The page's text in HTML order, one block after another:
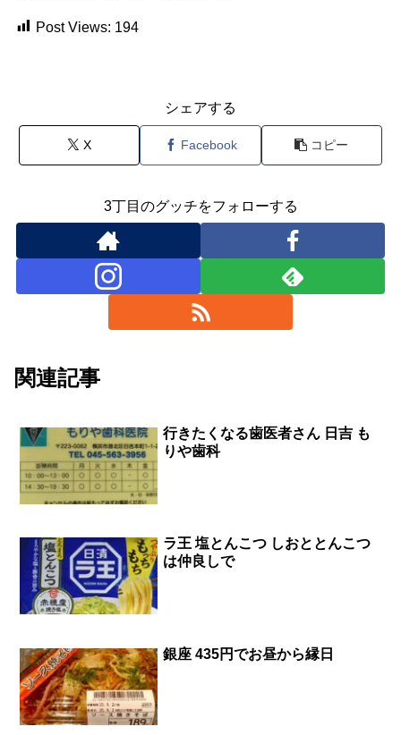
Post Views: 194
シェアする
X Facebook コピー
3丁目のグッチをフォローする
関連記事
行きたくなる歯医者さん 日吉 も
りや歯科
ラ王 塩とんこつ しおととんこつ
は仲良しで
銀座 435円でお昼から縁日